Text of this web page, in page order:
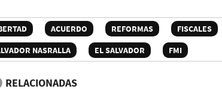
ACUERDO REFORMAS FISCALES
NASRALLA
EL SALVADOR FMI
RELACIONADAS